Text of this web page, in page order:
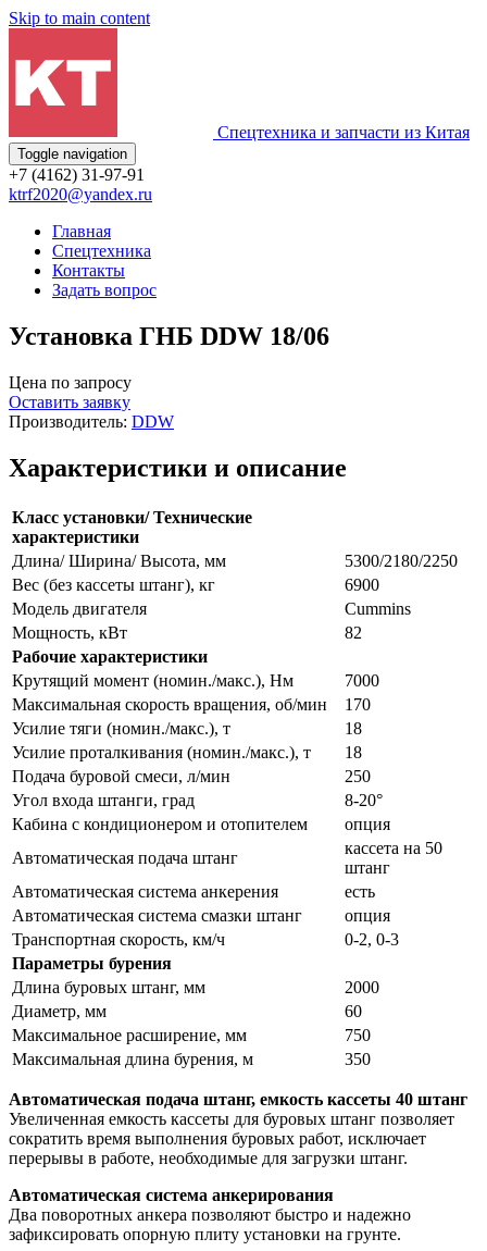
Skip to main content
Спецтехника и запчасти из Китая
Toggle navigation
+7 (4162) 31-97-91
ktrf2020@yandex.ru
Главная
Спецтехника
Контакты
Задать вопрос
Установка ГНБ DDW 18/06
Цена по запросу
Оставить заявку
Производитель: DDW
Характеристики и описание
Класс установки/ Технические
характеристики
Длина/ Ширина/ Высота, мм
5300/2180/2250
Вес (без кассеты штанг), кг
6900
Модель двигателя
Cummins
Мощность, кВт
82
Рабочие характеристики
Крутящий момент (номин./макс.), Нм
7000
Максимальная скорость вращения, об/мин
170
Усилие тяги (номин./макс.), т
18
Усилие проталкивания (номин./макс.), т
18
Подача буровой смеси, л/мин
250
Угол входа штанги, град
8-20°
Кабина с кондиционером и отопителем
опция
Автоматическая подача штанг
кассета на 50
штанг
Автоматическая система анкерения
есть
Автоматическая система смазки штанг
опция
Транспортная скорость, км/ч
0-2, 0-3
Параметры бурения
Длина буровых штанг, мм
2000
Диаметр, мм
60
Максимальное расширение, мм
750
Максимальная длина бурения, м
350
Автоматическая подача штанг, емкость кассеты 40 штанг
Увеличенная емкость кассеты для буровых штанг позволяет
сократить время выполнения буровых работ, исключает
перерывы в работе, необходимые для загрузки штанг.
Автоматическая система анкерирования
Два поворотных анкера позволяют быстро и надежно
зафиксировать опорную плиту установки на грунте.